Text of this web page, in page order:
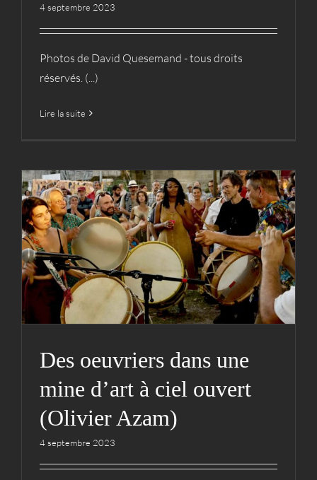
4 septembre 2023
Photos de David Quesemand - tous droits
réservés. (...)
Lire la suite
Des oeuvriers dans une
mine d’art à ciel ouvert
(Olivier Azam)
Actualités Hestejada Médias Vidéos
Des oeuvriers dans une
mine d’art à ciel ouvert
(Olivier Azam)
4 septembre 2023